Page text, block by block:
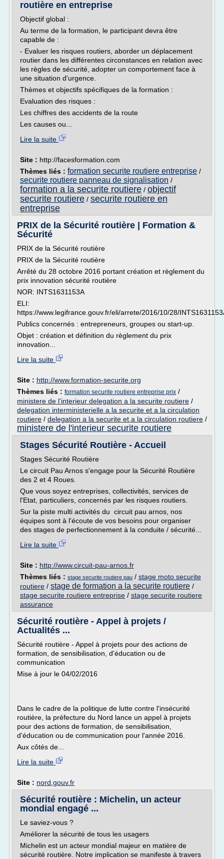
routière en entreprise
Objectif global :
Au terme de la formation, le participant devra être
capable de :
- Evaluer les risques routiers, aborder un déplacement
routier dans les différentes circonstances en relation avec
les règles de sécurité, adopter un comportement face à
une situation d'urgence.
Thèmes et objectifs spécifiques de la formation :
Evaluation des risques :
Les chiffres des accidents de la route
Les causes ou...
Lire la suite
Site : http://facesformation.com
Thèmes liés : formation securite routiere entreprise /
securite routiere panneau de signalisation /
formation a la securite routiere / objectif
securite routiere / securite routiere en
entreprise
PRIX de la Sécurité routière | Formation &
Sécurité
PRIX de la Sécurité routière
PRIX de la Sécurité routière
Arrêté du 28 octobre 2016 portant création et règlement du
prix innovation sécurité routière
NOR: INTS1631153A
ELI:
https://www.legifrance.gouv.fr/eli/arrete/2016/10/28/
Publics concernés : entrepreneurs, groupes ou start-up.
Objet : création et définition du règlement du prix
innovation...
Lire la suite
Site : http://www.formation-securite.org
Thèmes liés : formation securite routiere entreprise prix /
ministere de l'interieur delegation a la securite routiere /
delegation interministerielle a la securite et a la circulation
routiere / delegation a la securite et a la circulation routiere /
ministere de l'interieur securite routiere
Stages Sécurité Routière - Accueil
Stages Sécurité Routière
Le circuit Pau Arnos s'engage pour la Sécurité Routière
des 2 et 4 Roues.
Que vous soyez entreprises, collectivités, services de
l'Etat, particuliers, concernés par les risques routiers.
Sur la piste multi activités du circuit pau arnos, nos
équipes sont à l'écoute de vos besoins pour organiser
des stages de perfectionnement à la conduite / sécurité...
Lire la suite
Site : http://www.circuit-pau-arnos.fr
Thèmes liés : stage securite routiere pau / stage moto securite
routiere / stage de formation a la securite routiere /
stage securite routiere entreprise / stage securite routiere
assurance
Sécurité routière - Appel à projets /
Actualités ...
Sécurité routière - Appel à projets pour des actions de
formation, de sensibilisation, d'éducation ou de
communication
Mise à jour le 04/02/2016
Dans le cadre de la politique de lutte contre l'insécurité
routière, la préfecture du Nord lance un appel à projets
pour des actions de formation, de sensibilisation,
d'éducation ou de communication pour l'année 2016.
Aux côtés de...
Lire la suite
Site : nord.gouv.fr
Sécurité routière : Michelin, un acteur
mondial engagé ...
Le saviez-vous ?
Améliorer la sécurité de tous les usagers
Michelin est un acteur mondial majeur en matière de
sécurité routière. Notre implication se manifeste à travers